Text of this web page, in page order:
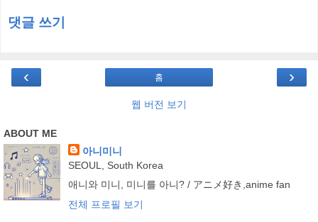
댓글 쓰기
‹ ›
홈
웹 버전 보기
ABOUT ME
아니미니
SEOUL, South Korea
애니와 미니, 미니를 아니? / アニメ好き,anime fan
전체 프로필 보기